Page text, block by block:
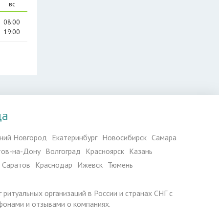
вс
08:00
19:00
Новгород Екатеринбург Новосибирск Самара
на-Дону Волгоград Красноярск Казань
Саратов Краснодар Ижевск Тюмень
ритуальных организаций в России и странах СНГ с
и отзывами о компаниях.